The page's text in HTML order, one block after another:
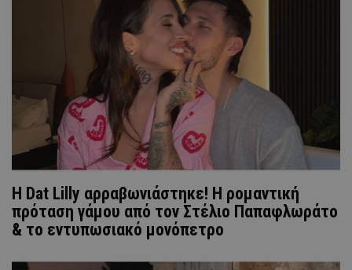
Η Dat Lilly αρραβωνιάστηκε! Η ρομαντική
πρόταση γάμου από τον Στέλιο Παπαφλωράτο
& το εντυπωσιακό μονόπετρο